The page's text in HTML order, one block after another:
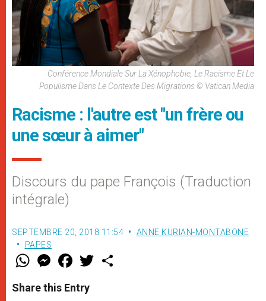
Conférence Mondiale Sur La Xénophobie, Le Racisme Et Le
Populisme Dans Le Contexte Des Migrations © Vatican Media
Racisme : l'autre est "un frère ou
une sœur à aimer"
Discours du pape François (Traduction
intégrale)
SEPTEMBRE 20, 2018 11:54
ANNE KURIAN-MONTABONE
PAPES
W
t
s
M
e
s
e
F
a
e
b
w
Share this Entry